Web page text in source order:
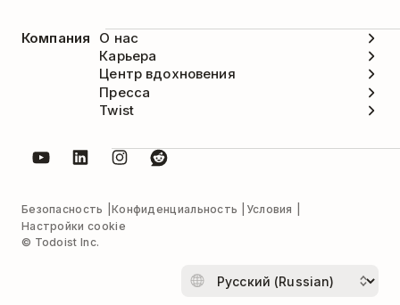
Компания
О нас
Карьера
Центр вдохновения
Пресса
Twist
Безопасность Конфиденциальность
Условия
Настройки cookie
© Todoist Inc.